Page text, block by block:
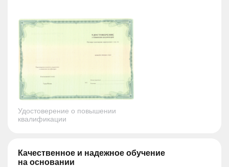
Удостоверение о повышении
квалификации
Качественное и надежное обучение
на основании